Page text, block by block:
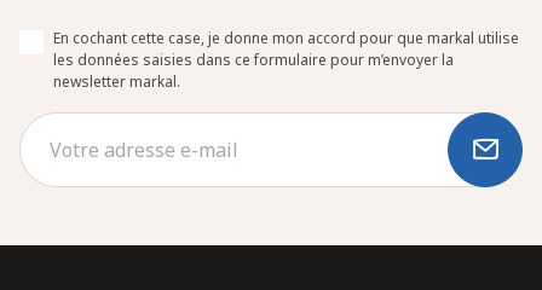
En cochant cette case, je donne mon accord pour que markal utilise
les données saisies dans ce formulaire pour m’envoyer la
newsletter markal.